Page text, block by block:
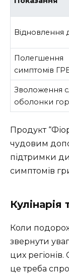
Відновлення
Полегшення
симптомів
Зволоження
оболонки
Продукт
чудовим
підтримки
симптомів
Коли
звернути
цих
це треба